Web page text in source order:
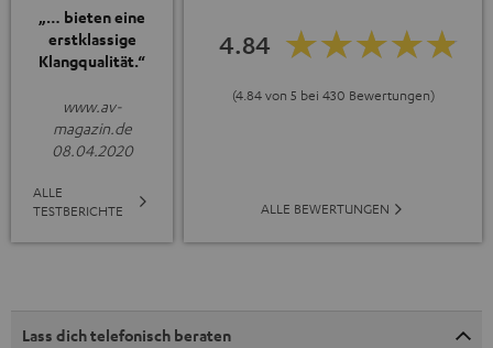
„… bieten eine
erstklassige
Klangqualität.“
www.av-
magazin.de
08.04.2020
ALLE
TESTBERICHTE
4.84
(4.84 von 5 bei 430 Bewertungen)
ALLE BEWERTUNGEN
Lass dich telefonisch beraten